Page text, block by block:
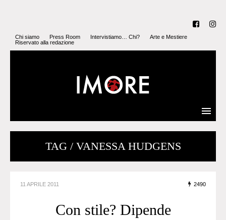
Chi siamo Press Room Intervistiamo… Chi?
Arte e Mestiere
Riservato alla redazione
TAG / VANESSA HUDGENS
11 APRILE 2011 2490
Con stile? Dipende